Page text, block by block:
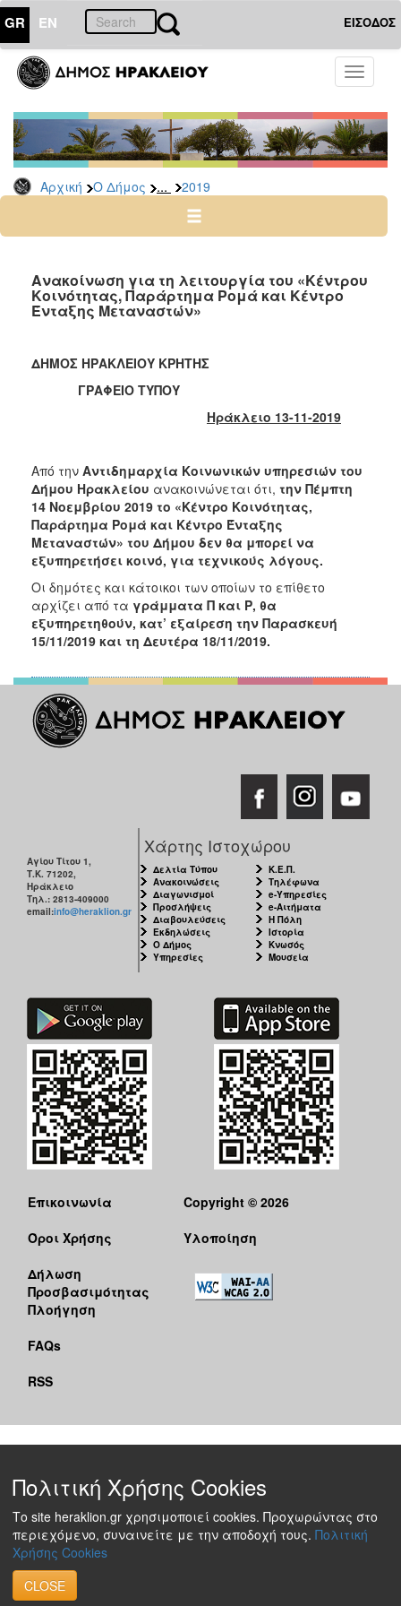
GR EN ΕΙΣΟΔΟΣ
Toggle
Αρχική Ο Δήμος ... 2019
ΔΗΜΟΣ
Δελτία
Τύπου
Αρχείο
2026
2024
2022
2021
2015
2013
2012
2011
2010
2006
ΤΟΠΟΣ
Ανακοίνωση για τη λειτουργία του «Κέντρου
Κοινότητας, Παράρτημα Ρομά και Κέντρο
Ένταξης Μεταναστών»
ΔΗΜΟΣ ΗΡΑΚΛΕΙΟΥ ΚΡΗΤΗΣ
ΓΡΑΦΕΙΟ ΤΥΠΟΥ
Ηράκλειο 13-11-2019
Από την Αντιδημαρχία Κοινωνικών υπηρεσιών του
Δήμου Ηρακλείου ανακοινώνεται ότι, την Πέμπτη
14 Νοεμβρίου 2019 το «Κέντρο Κοινότητας,
Παράρτημα Ρομά και Κέντρο Ένταξης
Μεταναστών» του Δήμου δεν θα μπορεί να
εξυπηρετήσει κοινό, για τεχνικούς λόγους.
Οι δημότες και κάτοικοι των οποίων το επίθετο
αρχίζει από τα γράμματα Π και Ρ, θα
εξυπηρετηθούν, κατ’ εξαίρεση την Παρασκευή
15/11/2019 και τη Δευτέρα 18/11/2019.
Αγίου Τίτου 1,
Τ.Κ. 71202,
Ηράκλειο
Τηλ.: 2813-409000
email:info@heraklion.gr
Χάρτης Ιστοχώρου
Δελτία Τύπου
Ανακοινώσεις
Διαγωνισμοί
Προσλήψεις
Διαβουλεύσεις
Εκδηλώσεις
Ο Δήμος
Υπηρεσίες
Κ.Ε.Π.
Τηλέφωνα
e-Υπηρεσίες
e-Αιτήματα
Η Πόλη
Ιστορία
Κνωσός
Μουσεία
Επικοινωνία
Όροι Χρήσης
Δήλωση
Προσβασιμότητας
Πλοήγηση
FAQs
RSS
Copyright © 2026
Υλοποίηση
Πολιτική Χρήσης Cookies
Το site heraklion.gr χρησιμοποιεί cookies. Προχωρώντας στο
περιεχόμενο, συναινείτε με την αποδοχή τους. Πολιτική
Χρήσης Cookies
CLOSE